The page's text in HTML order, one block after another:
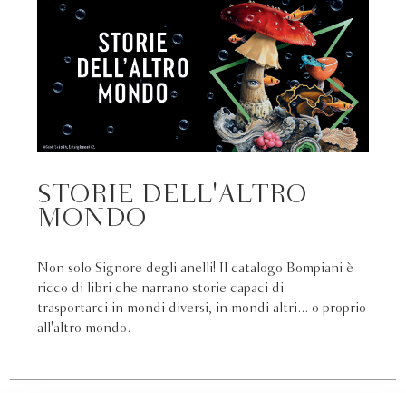
STORIE DELL'ALTRO
MONDO
Non solo Signore degli anelli! Il catalogo Bompiani è
ricco di libri che narrano storie capaci di
trasportarci in mondi diversi, in mondi altri... o proprio
all'altro mondo.